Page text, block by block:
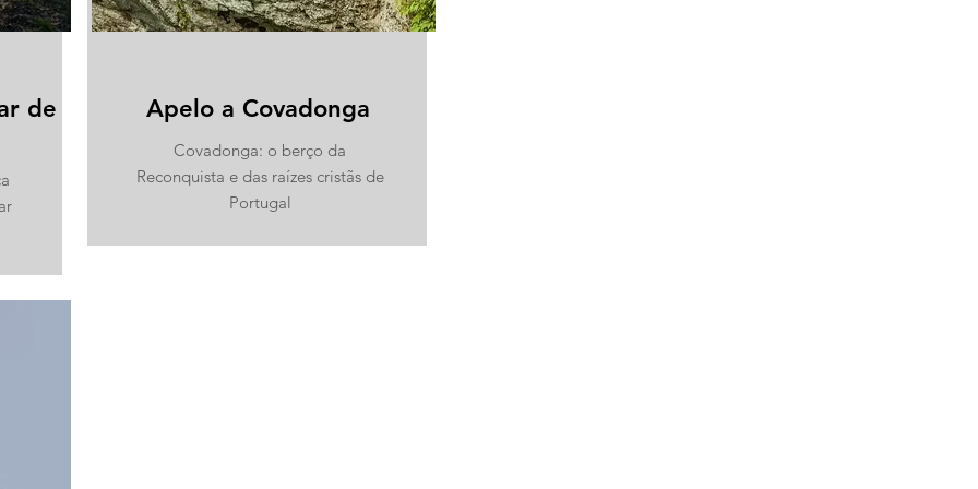
de Apelo a Covadonga
Covadonga: o berço da
Reconquista e das raízes cristãs de
Portugal